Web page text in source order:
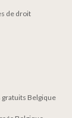
de droit
Belgique